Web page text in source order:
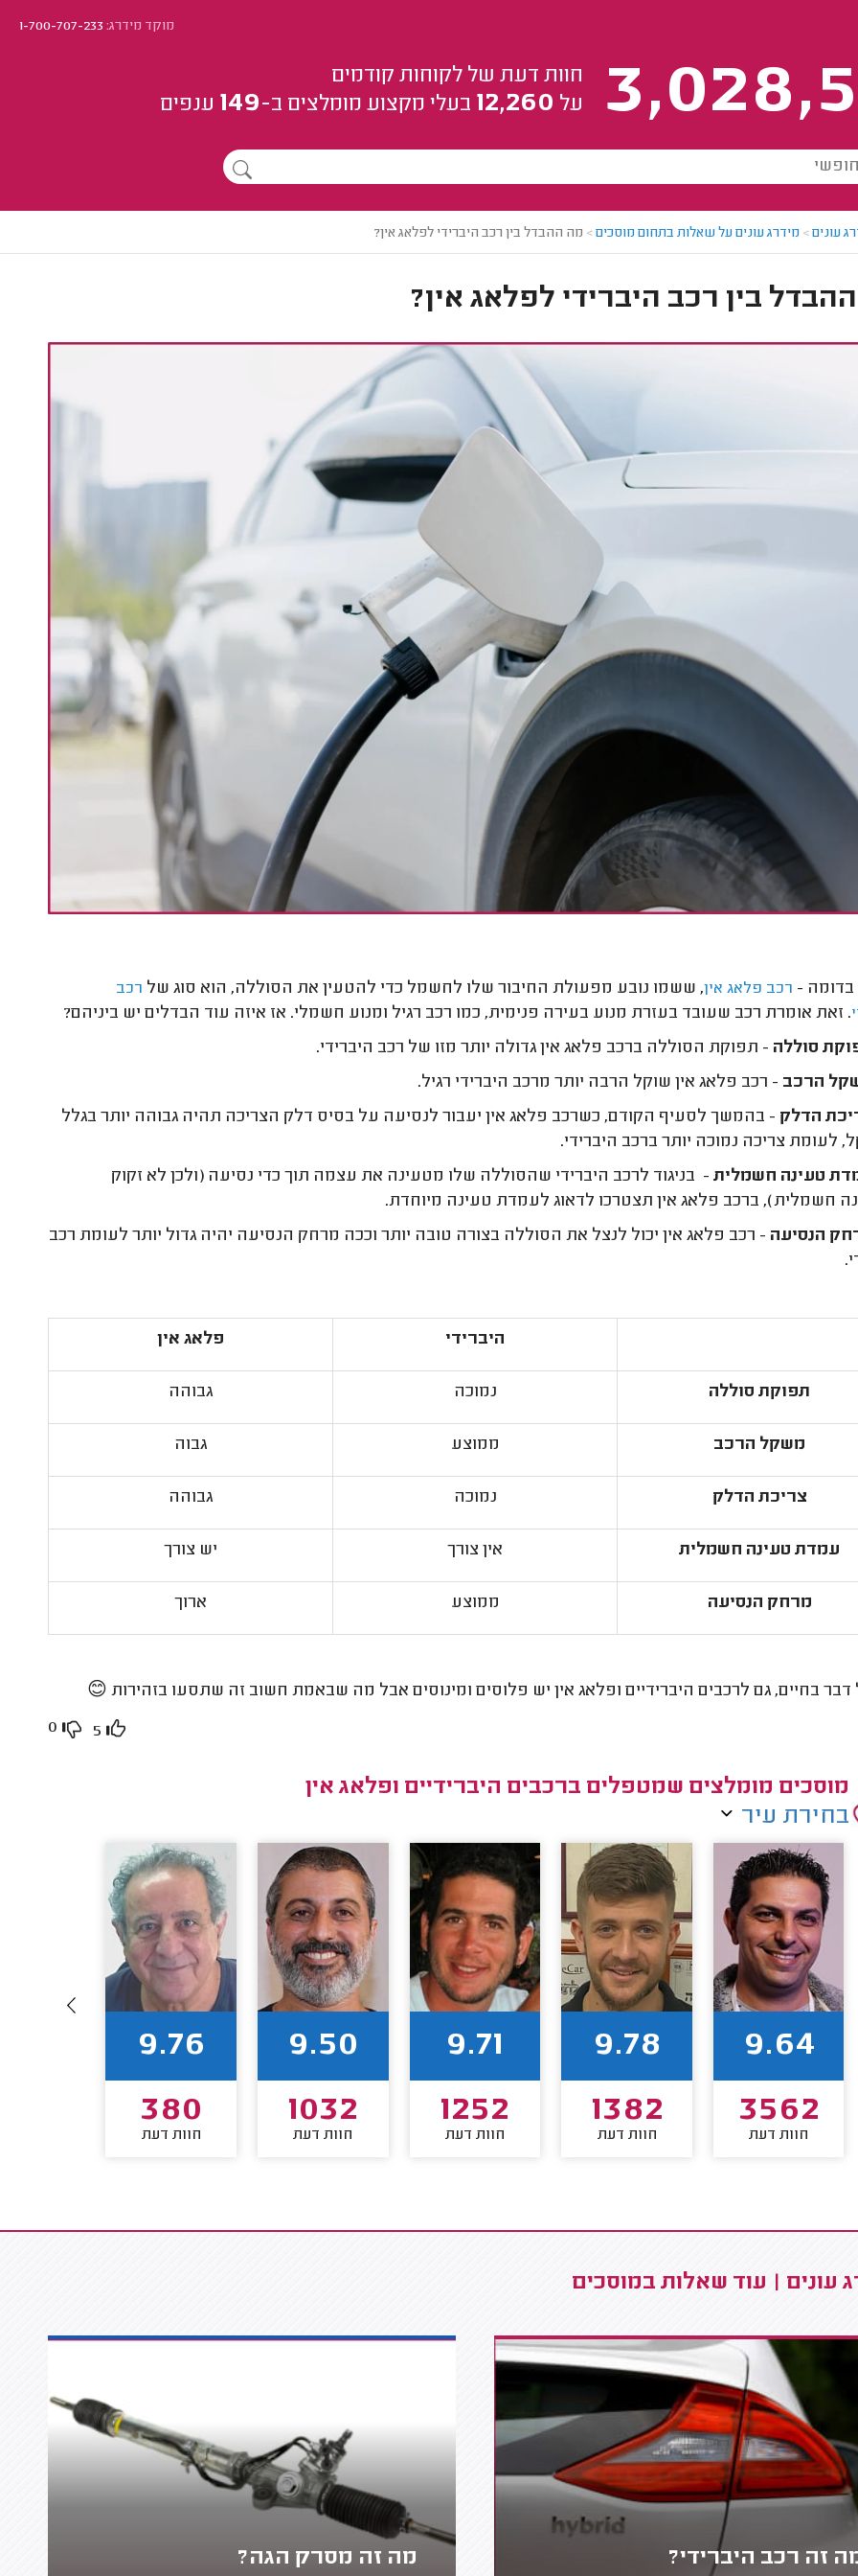
מוקד מידרג:1-700-707-233
חוות דעת של לקוחות קודמים
על 12,260 בעלי מקצוע מומלצים ב-149 ענפים
עונים> מידרג עונים על שאלות בתחום מוסכים> מה ההבדל בין רכב היברידי לפלאג אין?
בין רכב היברידי לפלאג אין?
בדומה - רכב פלאג אין, ששמו נובע מפעולת החיבור שלו לחשמל כדי להטעין את הסוללה, הוא סוג של רכב
. זאת אומרת רכב שעובד בעזרת מנוע בעירה פנימית, כמו רכב רגיל ומנוע חשמלי. אז איזה עוד הבדלים יש ביניהם?
סוללה - תפוקת הסוללה ברכב פלאג אין גדולה יותר מזו של רכב היברידי.
הרכב - רכב פלאג אין שוקל הרבה יותר מרכב היברידי רגיל.
הדלק - בהמשך לסעיף הקודם, כשרכב פלאג אין יעבור לנסיעה על בסיס דלק הצריכה תהיה גבוהה יותר בגלל
לעומת צריכה נמוכה יותר ברכב היברידי.
טעינה חשמלית- בניגוד לרכב היברידי שהסוללה שלו מטעינה את עצמה תוך כדי נסיעה (ולכן לא זקוק
חשמלית), ברכב פלאג אין תצטרכו לדאוג לעמדת טעינה מיוחדת.
הנסיעה - רכב פלאג אין יכול לנצל את הסוללה בצורה טובה יותר וככה מרחק הנסיעה יהיה גדול יותר לעומת רכב
היברידי פלאג אין
תפוקת סוללה נמוכה גבוהה
משקל הרכב ממוצע גבוה
צריכת הדלק נמוכה גבוהה
עמדת טעינה חשמלית אין צורך יש צורך
מרחק הנסיעה ממוצע ארוך
דבר בחיים, גם לרכבים היברידיים ופלאג אין יש פלוסים ומינוסים אבל מה שבאמת חשוב זה שתסעו בזהירות 😊
5
0
מוסכים מומלצים שמטפלים ברכבים היברידיים ופלאג אין
בחירת עיר
9.64
3562
חוות דעת
9.78
1382
חוות דעת
9.71
1252
חוות דעת
9.50
1032
חוות דעת
9.76
380
חוות דעת
עונים | עוד שאלות במוסכים
זה רכב היברידי? מה זה מסרק הגה?